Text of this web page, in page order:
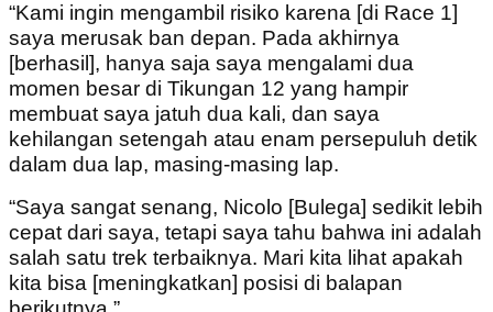
“Kami ingin mengambil risiko karena [di Race 1]
saya merusak ban depan. Pada akhirnya
[berhasil], hanya saja saya mengalami dua
momen besar di Tikungan 12 yang hampir
membuat saya jatuh dua kali, dan saya
kehilangan setengah atau enam persepuluh detik
dalam dua lap, masing-masing lap.
“Saya sangat senang, Nicolo [Bulega] sedikit lebih
cepat dari saya, tetapi saya tahu bahwa ini adalah
salah satu trek terbaiknya. Mari kita lihat apakah
kita bisa [meningkatkan] posisi di balapan